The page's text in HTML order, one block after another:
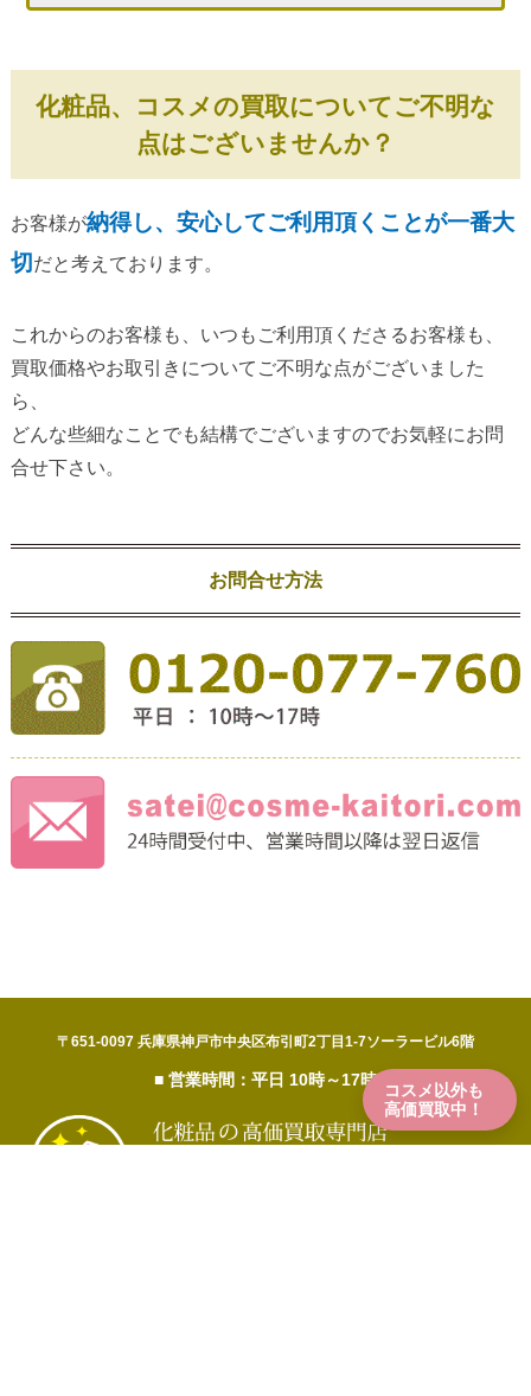
化粧品、コスメの買取についてご不明な
点はございませんか？
お客様が納得し、安心してご利用頂くことが一番大
切だと考えております。
これからのお客様も、いつもご利用頂くださるお客様も、
買取価格やお取引きについてご不明な点がございました
ら、
どんな些細なことでも結構でございますのでお気軽にお問
合せ下さい。
お問合せ方法
〒651-0097 兵庫県神戸市中央区布引町2丁目1-7ソーラービル6階
■ 営業時間：平日 10時～17時
コスメ以外も
高価買取中！